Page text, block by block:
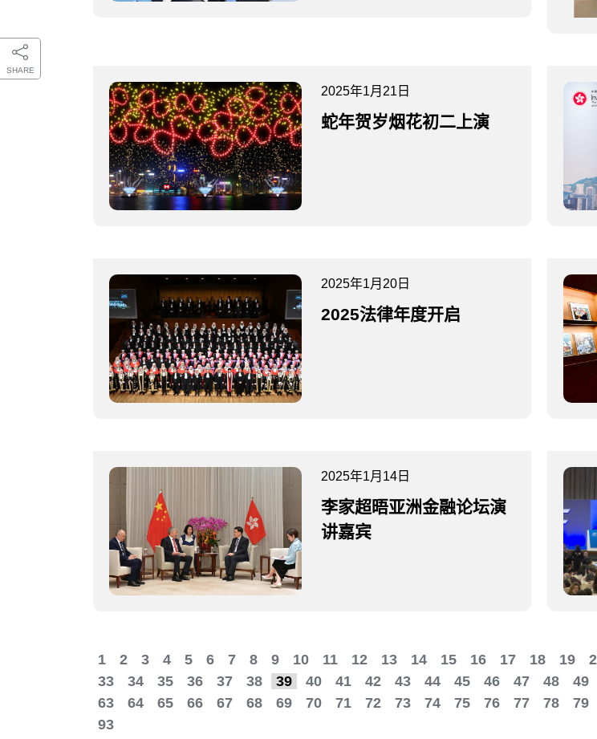
SHARE
2025年1月21日
蛇年贺岁烟花初二上演
2025年1月20日
2025法律年度开启
2025年1月14日
李家超晤亚洲金融论坛演
讲嘉宾
1 2 3 4 5 6 7 8 9 10 11 12 13 14 15 16 17 18 19
33
34 35 36 37 38 39 40 41 42 43 44 45 46 47 48 49
63
64 65 66 67 68 69 70 71 72 73 74 75 76 77 78 79
93